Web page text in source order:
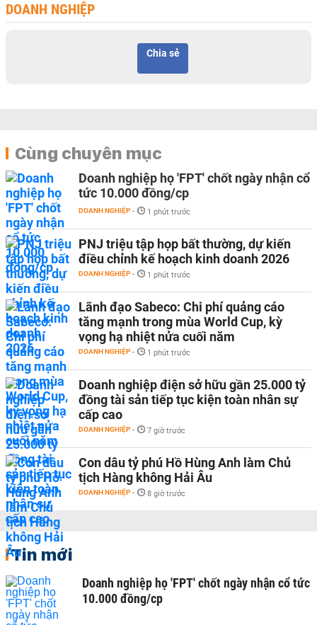
DOANH NGHIỆP
Chia sẻ
Cùng chuyên mục
Doanh nghiệp họ 'FPT' chốt ngày nhận cổ
tức 10.000 đồng/cp
DOANH NGHIỆP - 1 phút trước
PNJ triệu tập họp bất thường, dự kiến
điều chỉnh kế hoạch kinh doanh 2026
DOANH NGHIỆP - 1 phút trước
Lãnh đạo Sabeco: Chi phí quảng cáo
tăng mạnh trong mùa World Cup, kỳ
vọng hạ nhiệt nửa cuối năm
DOANH NGHIỆP - 1 phút trước
Doanh nghiệp điện sở hữu gần 25.000 tỷ
đồng tài sản tiếp tục kiện toàn nhân sự
cấp cao
DOANH NGHIỆP - 7 giờ trước
Con dâu tỷ phú Hồ Hùng Anh làm Chủ
tịch Hàng không Hải Âu
DOANH NGHIỆP - 8 giờ trước
Tin mới
Doanh nghiệp họ 'FPT' chốt ngày nhận cổ tức
10.000 đồng/cp